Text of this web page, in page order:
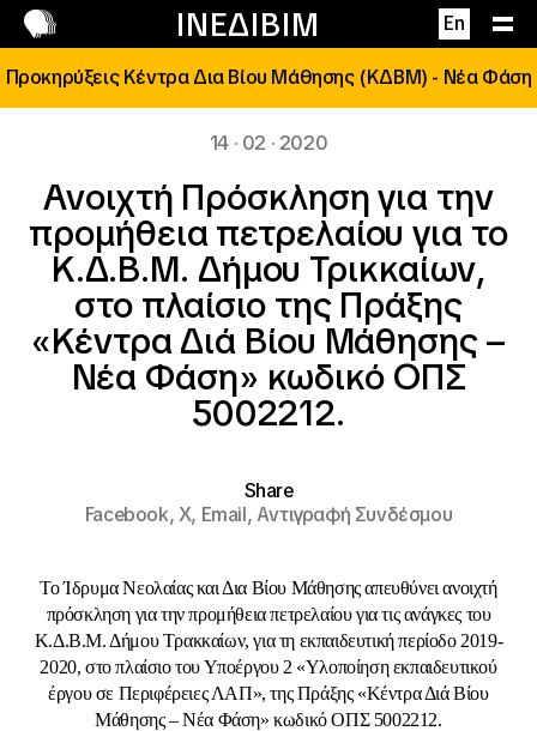
ΙΝΕΔΙΒΙΜ En
Επικοινωνία
Προκηρύξεις Κέντρα Δια Βίου Μάθησης (ΚΔΒΜ) - Νέα Φάση
14 · 02 · 2020
Ανοιχτή Πρόσκληση για την
προμήθεια πετρελαίου για το
Κ.Δ.Β.Μ. Δήμου Τρικκαίων,
στο πλαίσιο της Πράξης
«Κέντρα Διά Βίου Μάθησης –
Νέα Φάση» κωδικό ΟΠΣ
5002212.
Share
Facebook,X, Email,Αντιγραφή Συνδέσμου
Το Ίδρυμα Νεολαίας και Δια Βίου Μάθησης απευθύνει ανοιχτή
πρόσκληση για την προμήθεια πετρελαίου για τις ανάγκες του
Κ.Δ.Β.Μ. Δήμου Τρακκαίων, για τη εκπαιδευτική περίοδο 2019-
2020, στο πλαίσιο του Υποέργου 2 «Υλοποίηση εκπαιδευτικού
έργου σε Περιφέρειες ΛΑΠ», της Πράξης «Κέντρα Διά Βίου
Μάθησης – Νέα Φάση» κωδικό ΟΠΣ 5002212.